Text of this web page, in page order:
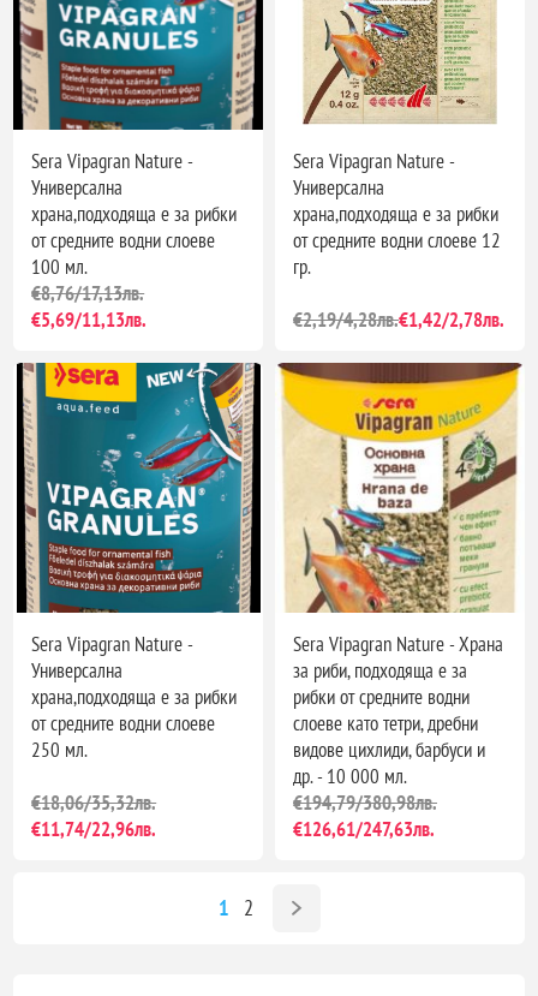
Sera Vipagran Nature -
Универсална
храна,подходяща е за рибки
от средните водни слоеве
100 мл.
€8,76/17,13лв.
€5,69/11,13лв.
Sera Vipagran Nature -
Универсална
храна,подходяща е за рибки
от средните водни слоеве 12
гр.
€2,19/4,28лв.€1,42/2,78лв.
Sera Vipagran Nature -
Универсална
храна,подходяща е за рибки
от средните водни слоеве
250 мл.
€18,06/35,32лв.
€11,74/22,96лв.
Sera Vipagran Nature - Храна
за риби, подходяща е за
рибки от средните водни
слоеве като тетри, дребни
видове цихлиди, барбуси и
др. - 10 000 мл.
€194,79/380,98лв.
€126,61/247,63лв.
1 2